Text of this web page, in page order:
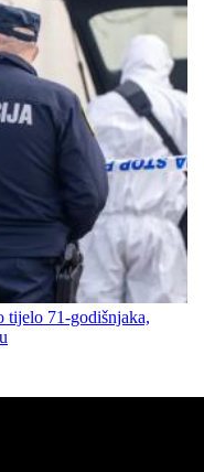
tijelo 71-godišnjaka,